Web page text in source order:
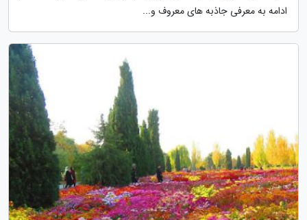
ادامه به معرفی جاذبه های معروف و...